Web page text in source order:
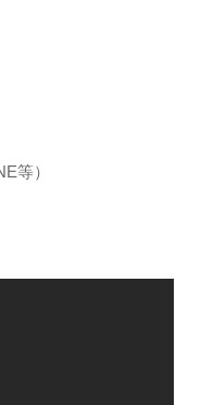
等）